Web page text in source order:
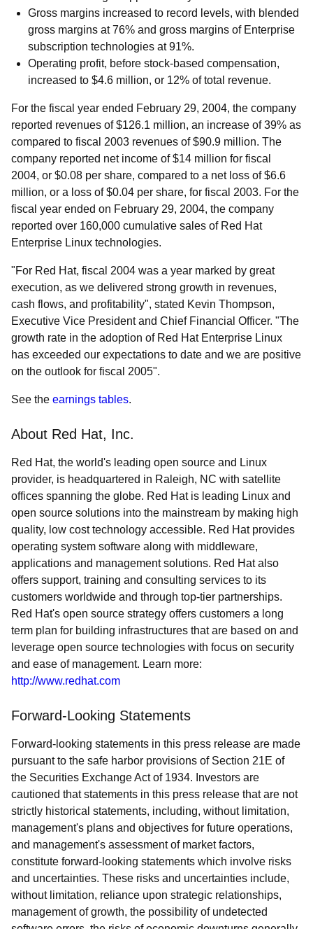
Gross margins increased to record levels, with blended
gross margins at 76% and gross margins of Enterprise
subscription technologies at 91%.
Operating profit, before stock-based compensation,
increased to $4.6 million, or 12% of total revenue.
For the fiscal year ended February 29, 2004, the company
reported revenues of $126.1 million, an increase of 39% as
compared to fiscal 2003 revenues of $90.9 million. The
company reported net income of $14 million for fiscal
2004, or $0.08 per share, compared to a net loss of $6.6
million, or a loss of $0.04 per share, for fiscal 2003. For the
fiscal year ended on February 29, 2004, the company
reported over 160,000 cumulative sales of Red Hat
Enterprise Linux technologies.
"For Red Hat, fiscal 2004 was a year marked by great
execution, as we delivered strong growth in revenues,
cash flows, and profitability", stated Kevin Thompson,
Executive Vice President and Chief Financial Officer. "The
growth rate in the adoption of Red Hat Enterprise Linux
has exceeded our expectations to date and we are positive
on the outlook for fiscal 2005".
See the earnings tables.
About Red Hat, Inc.
Red Hat, the world's leading open source and Linux
provider, is headquartered in Raleigh, NC with satellite
offices spanning the globe. Red Hat is leading Linux and
open source solutions into the mainstream by making high
quality, low cost technology accessible. Red Hat provides
operating system software along with middleware,
applications and management solutions. Red Hat also
offers support, training and consulting services to its
customers worldwide and through top-tier partnerships.
Red Hat's open source strategy offers customers a long
term plan for building infrastructures that are based on and
leverage open source technologies with focus on security
and ease of management. Learn more:
http://www.redhat.com
Forward-Looking Statements
Forward-looking statements in this press release are made
pursuant to the safe harbor provisions of Section 21E of
the Securities Exchange Act of 1934. Investors are
cautioned that statements in this press release that are not
strictly historical statements, including, without limitation,
management's plans and objectives for future operations,
and management's assessment of market factors,
constitute forward-looking statements which involve risks
and uncertainties. These risks and uncertainties include,
without limitation, reliance upon strategic relationships,
management of growth, the possibility of undetected